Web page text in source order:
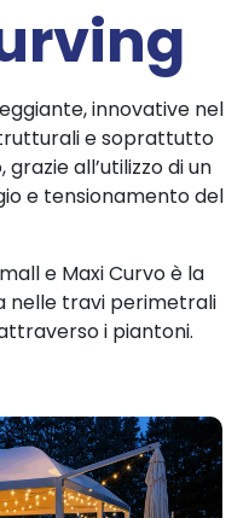
innovative nel
e soprattutto
all’utilizzo di un
e tensionamento del
e Maxi Curvo è la
nelle travi perimetrali
i piantoni.